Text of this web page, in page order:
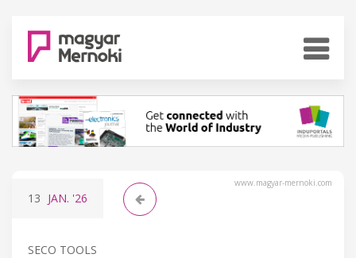
www.magyar-mernoki.com
13 JAN. '26
SECO TOOLS